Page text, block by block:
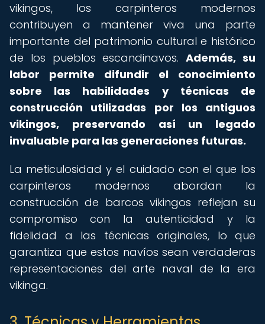
vikingos, los carpinteros modernos
contribuyen a mantener viva una parte
importante del patrimonio cultural e histórico
de los pueblos escandinavos.Además, su
labor permite difundir el conocimiento
sobre las habilidades y técnicas de
construcción utilizadas por los antiguos
vikingos, preservando así un legado
invaluable para las generaciones futuras.
La meticulosidad y el cuidado con el que los
carpinteros modernos abordan la
construcción de barcos vikingos reflejan su
compromiso con la autenticidad y la
fidelidad a las técnicas originales, lo que
garantiza que estos navíos sean verdaderas
representaciones del arte naval de la era
vikinga.